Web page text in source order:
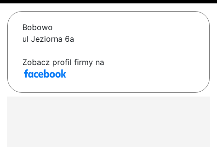
Bobowo
ul Jeziorna 6a
Zobacz profil firmy na